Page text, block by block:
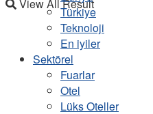
View All Result
Türkiye
Teknoloji
En iyiler
Sektörel
Fuarlar
Otel
Lüks Oteller